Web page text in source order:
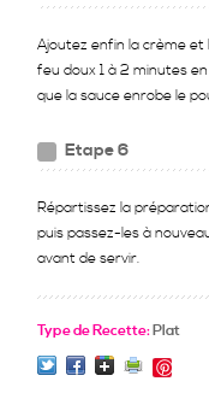
Ajoutez enfin la crème
feu doux 1 à 2 minutes
que la sauce enrobe le
Etape 6
Répartissez la
puis passez-les à
avant de servir.
Type de Recette:Plat